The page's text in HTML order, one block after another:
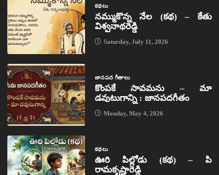
కథలు
నమ్ముకొన్న నేల (కథ) – కేతు
విశ్వనాథరెడ్డి
Saturday, July 11, 2026
జానపద గీతాలు
కొంపకే సావమను – మా
డవుటుగాన్ని : జానపదగీతం
Monday, May 4, 2026
కథలు
ఊరి పిల్లోడు (కథ) – పి
రామకృష్ణారెడ్డి